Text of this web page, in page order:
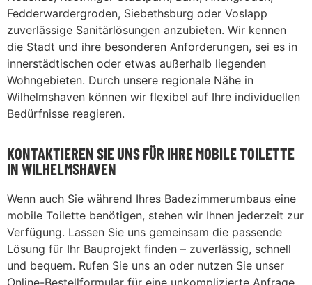
Fedderwardergroden, Siebethsburg oder Voslapp
zuverlässige Sanitärlösungen anzubieten. Wir kennen
die Stadt und ihre besonderen Anforderungen, sei es in
innerstädtischen oder etwas außerhalb liegenden
Wohngebieten. Durch unsere regionale Nähe in
Wilhelmshaven können wir flexibel auf Ihre individuellen
Bedürfnisse reagieren.
KONTAKTIEREN SIE UNS FÜR IHRE MOBILE TOILETTE
IN WILHELMSHAVEN
Wenn auch Sie während Ihres Badezimmerumbaus eine
mobile Toilette benötigen, stehen wir Ihnen jederzeit zur
Verfügung. Lassen Sie uns gemeinsam die passende
Lösung für Ihr Bauprojekt finden – zuverlässig, schnell
und bequem. Rufen Sie uns an oder nutzen Sie unser